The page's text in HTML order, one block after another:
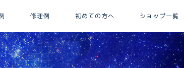
修理例 初めての方へ ショップ一覧